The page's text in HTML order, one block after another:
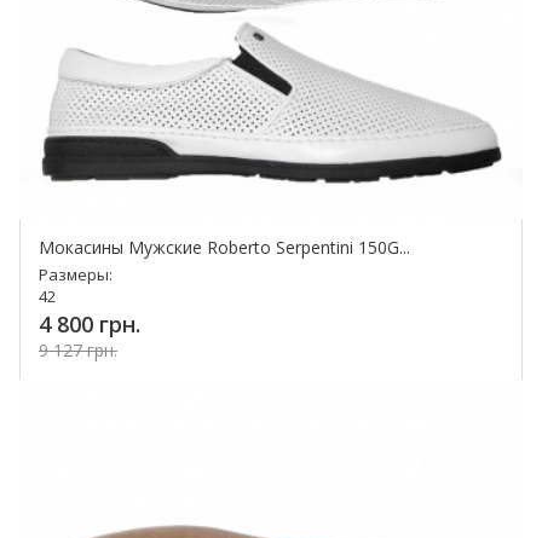
Мокасины Мужские Roberto Serpentini 150G...
Размеры:
42
4 800 грн.
9 127 грн.